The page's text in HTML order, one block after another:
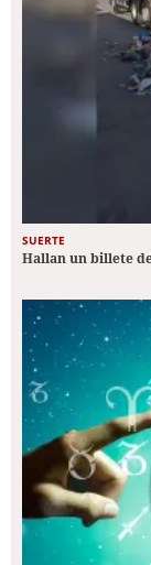
SUERTE
Hallan un billete